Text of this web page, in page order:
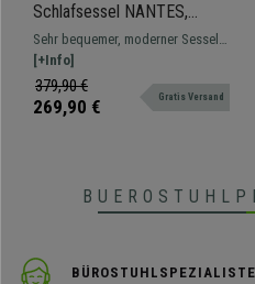
Schlafsessel NANTES,
bequem gepolstert,
praktisch und komfortabel,
Stoffbezug, Farbe
Dunkelgrau
Sehr bequemer, moderner Sessel,
einfach in Bett verwandelbar, in
vielen verschiedenen Farben
[+Info]
379,90 €
269,90 € Gratis Versand